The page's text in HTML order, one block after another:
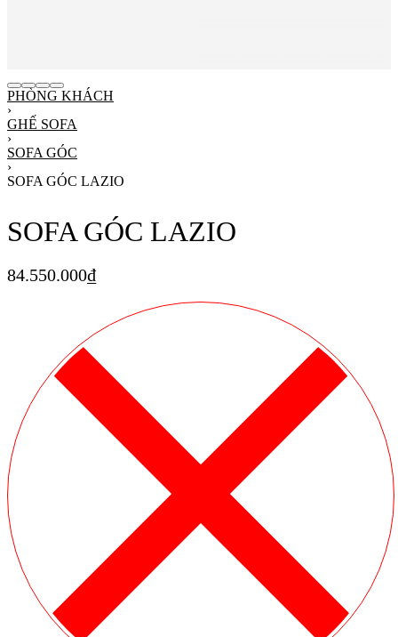
PHÒNG KHÁCH
›
GHẾ SOFA
›
SOFA GÓC
›
SOFA GÓC LAZIO
SOFA GÓC LAZIO
84.550.000₫